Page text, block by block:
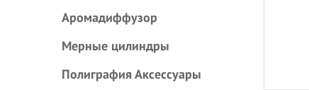
Аромадиффузор
Мерные цилиндры
Полиграфия Аксессуары